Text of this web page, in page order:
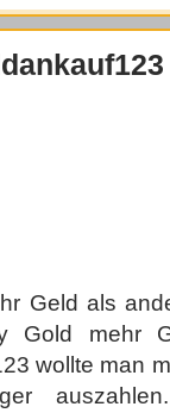
Geld als
Gold mehr
wollte man